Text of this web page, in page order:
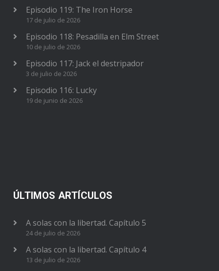
Episodio 119: The Iron Horse
17 de julio de 2026
Episodio 118: Pesadilla en Elm Street
10 de julio de 2026
Episodio 117: Jack el destripador
3 de julio de 2026
Episodio 116: Lucky
19 de junio de 2026
ÚLTIMOS ARTÍCULOS
A solas con la libertad. Capítulo 5
24 de julio de 2026
A solas con la libertad. Capítulo 4
13 de julio de 2026